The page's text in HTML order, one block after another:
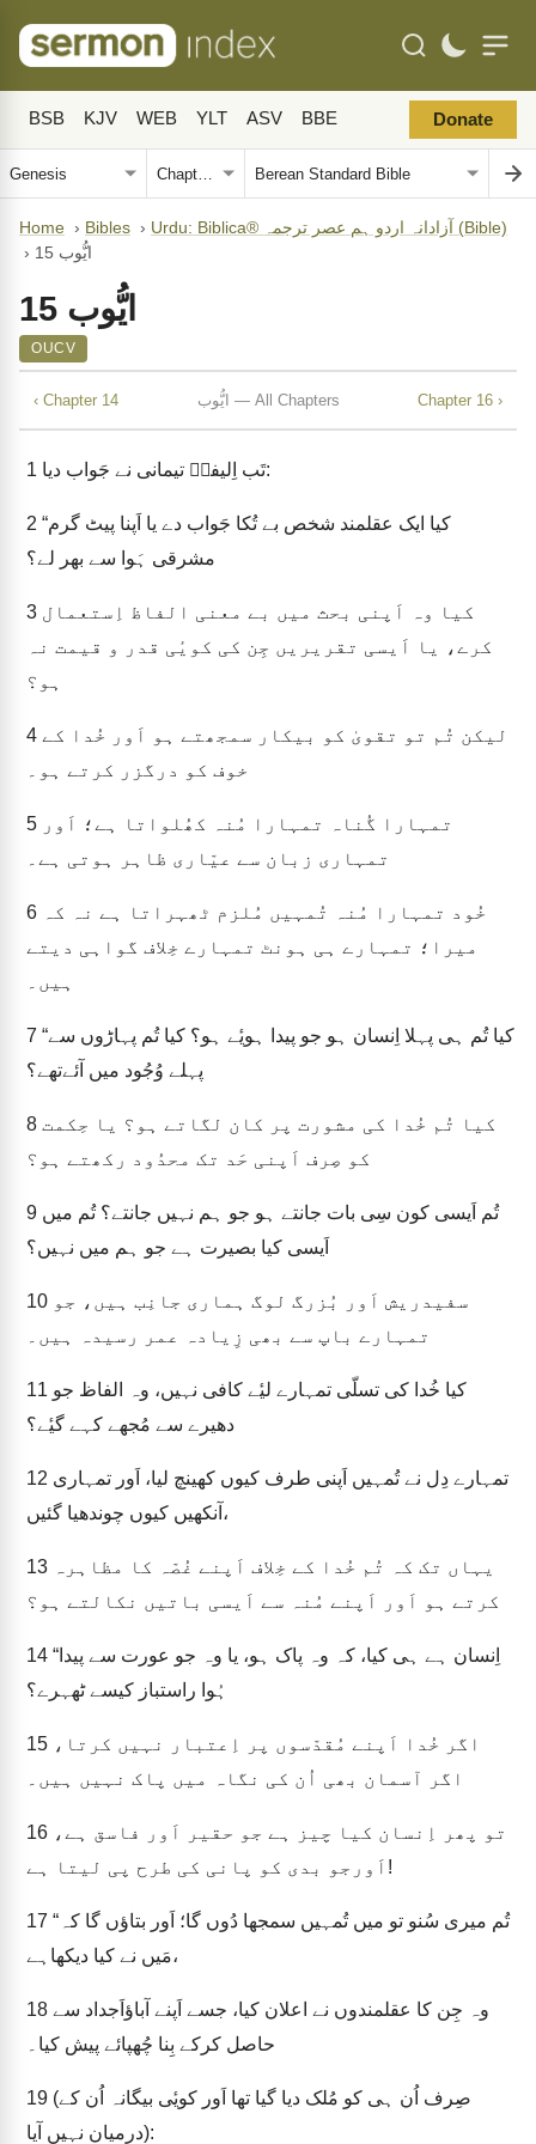
BSB KJV WEB YLT ASV BBE Donate
Home › Bibles ›
Urdu: Biblica® آزادانہ اردو ہم عصر ترجمہ (Bible)
›
ایُّوب 15
ایُّوب 15
OUCV
‹ Chapter 14 ایُّوب — All Chapters Chapter 16 ›
1 تَب اِلیفزؔ تیمانی نے جَواب دیا:
2 “کیا ایک عقلمند شخص بے تُکا جَواب دے یا اَپنا پیٹ گرم
مشرقی ہَوا سے بھر لے؟
3
کرے، یا اَیسی تقریریں جِن کی کویٔی قدر و قیمت نہ
ہو؟
4
خوف کو درگزر کرتے ہو۔
5
تمہاری زبان سے عیّاری ظاہر ہوتی ہے۔
6
میرا؛ تمہارے ہی ہونٹ تمہارے خِلاف گواہی دیتے
ہیں۔
7 “کیا تُم ہی پہلا اِنسان ہو جو پیدا ہویٔے ہو؟ کیا تُم پہاڑوں سے
پہلے وُجُود میں آئےتھے؟
8
کو صِرف اَپنی حَد تک محدُود رکھتے ہو؟
9
اَیسی کیا بصیرت ہے جو ہم میں نہیں؟
10
تمہارے باپ سے بھی زِیادہ عمر رسیدہ ہیں۔
11
دھیرے سے مُجھے کہے گیٔے؟
12
آنکھیں کیوں چوندھیا گئیں،
13
کرتے ہو اَور اَپنے مُنہ سے اَیسی باتیں نکالتے ہو؟
14 “اِنسان ہے ہی کیا، کہ وہ پاک ہو، یا وہ جو عورت سے پیدا
ہُوا راستباز کیسے ٹھہرے؟
15
اگر آسمان بھی اُن کی نگاہ میں پاک نہیں ہیں۔
16
اَورجو بدی کو پانی کی طرح پی لیتا ہے!
17 “تُم میری سُنو تو میں تُمہیں سمجھا دُوں گا؛ اَور بتاؤں گا کہ
مَیں نے کیا دیکھاہے،
18
حاصل کرکے بِنا چُھپائے پیش کیا۔
19 (صِرف اُن ہی کو مُلک دیا گیا تھا اَور کویٔی بیگانہ اُن کے
درمیان نہیں آیا):